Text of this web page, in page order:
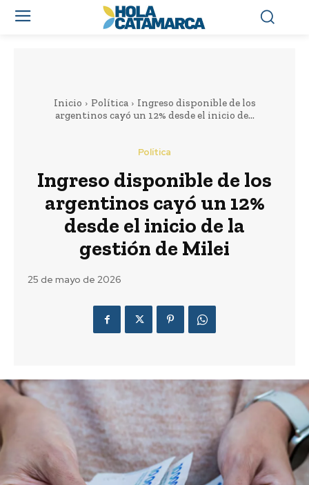
Inicio Política
Ingreso disponible de los
argentinos cayó un 12% desde el inicio de...
Política
Ingreso disponible de los
argentinos cayó un 12%
desde el inicio de la
gestión de Milei
25 de mayo de 2026